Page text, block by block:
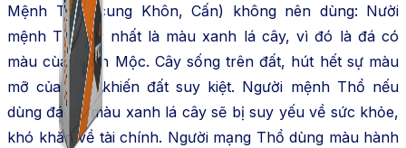
Mệnh Thổ (cung Khôn, Cấn) không nên dùng: Nười
mệnh Thổ kỵ nhất là màu xanh lá cây, vì đó là đá có
màu cùa hành Mộc. Cây sống trên đất, hút hết sự màu
mỡ của đất, khiến đất suy kiệt. Người mệnh Thổ nếu
dùng đá có màu xanh lá cây sẽ bị suy yếu về sức khỏe,
khó khăn về tài chính. Người mạng Thổ dùng màu hành